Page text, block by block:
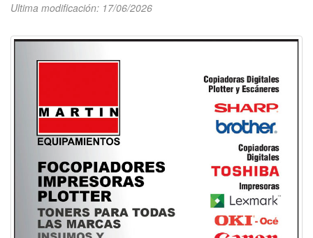
Ultima modificación: 17/06/2026